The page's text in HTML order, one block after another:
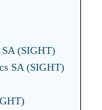
(SIGHT)
SA (SIGHT)